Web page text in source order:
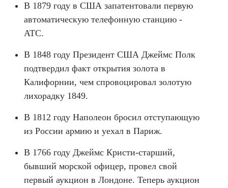
В 1879 году в США запатентовали первую
автоматическую телефонную станцию -
АТС.
В 1848 году Президент США Джеймс Полк
подтвердил факт открытия золота в
Калифорнии, чем спровоцировал золотую
лихорадку 1849.
В 1812 году Наполеон бросил отступающую
из России армию и уехал в Париж.
В 1766 году Джеймс Кристи-старший,
бывший морской офицер, провел свой
первый аукцион в Лондоне. Теперь аукцион